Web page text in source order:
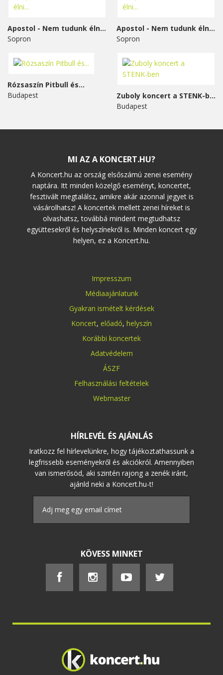
Apostol - Nem tudunk élni...
Sopron
Apostol - Nem tudunk élni...
Sopron
Rózsaszín Pitbull és...
Budapest
Zuboly koncert a STENK-ben
Budapest
MI AZ A KONCERT.HU?
A Koncert.hu az ország elsőszámú zenei esemény
naptára. Itt minden közelgő eseményt, koncertet,
fesztivált megtalálsz, amikre akár azonnal jegyet is
vásárolhatsz! A koncertek mellett zenei híreket is
olvashatsz, továbbá mindent megtudhatsz
együttesekről és helyszínekről is. Minden koncert egy
helyen, ez a Koncert.hu.
Impresszum
Médiaajánlatunk
Gyakran ismételt kérdések
Koncert, előadó, helyszín
Korábbi koncertek
Adatvédelem
ÁSZF
Felhasználási feltételek
Webmaster
HÍRLEVÉL ÉS AJÁNLÁS
Iratkozz fel hírlevelünkre, hogy tájékoztathassunk a
legfrissebb eseményekről és akciókról. Amennyiben
van ismerősöd, aki szintén rajong a zenék iránt,
ajánld neki a Koncert.hu-t!
KÖVESS MINKET